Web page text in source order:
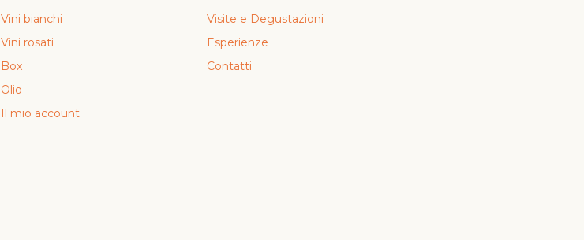
Vini bianchi
Vini rosati
Box
Olio
Il mio account
Visite e Degustazioni
Esperienze
Contatti